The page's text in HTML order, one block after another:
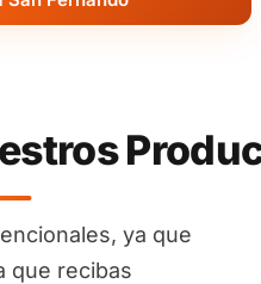
ya que
que recibas